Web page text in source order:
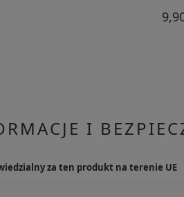
I
za ten produkt na terenie UE